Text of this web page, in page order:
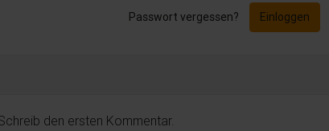
Passwort vergessen? Einloggen
den ersten Kommentar.